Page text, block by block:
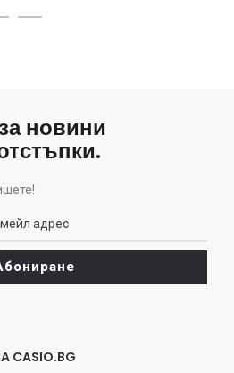
новини
CASIO.BG